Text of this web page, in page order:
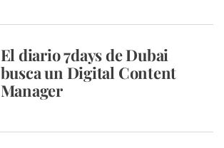
El diario 7days de Dubai
busca un Digital Content
Manager